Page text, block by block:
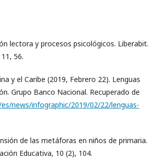
lectora y procesos psicológicos. Liberabit.
56.
y el Caribe (2019, Febrero 22). Lenguas
Grupo Banco Nacional. Recuperado de
news/infographic/2019/02/22/lenguas-
de las metáforas en niños de primaria.
Educativa, 10 (2), 104.